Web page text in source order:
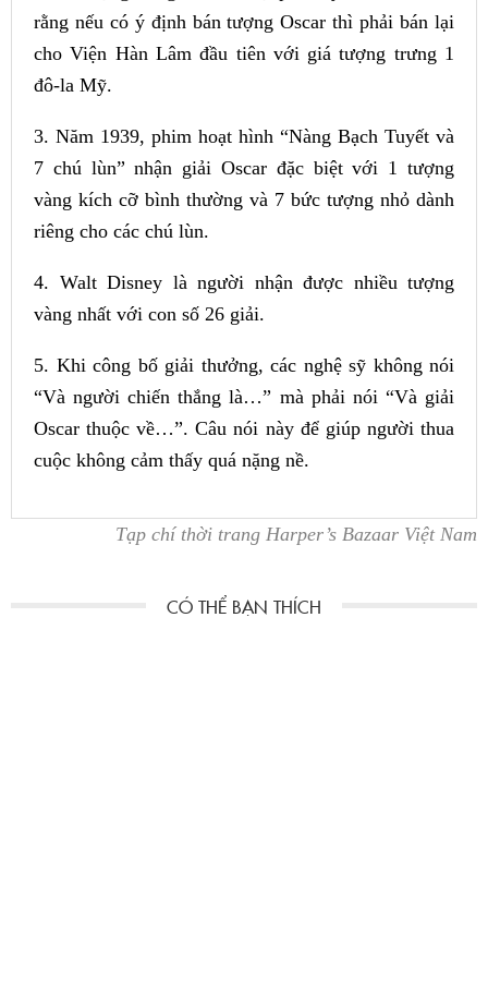
rằng nếu có ý định bán tượng Oscar thì phải bán lại
cho Viện Hàn Lâm đầu tiên với giá tượng trưng 1
đô-la Mỹ.
3. Năm 1939, phim hoạt hình “Nàng Bạch Tuyết và
7 chú lùn” nhận giải Oscar đặc biệt với 1 tượng
vàng kích cỡ bình thường và 7 bức tượng nhỏ dành
riêng cho các chú lùn.
4. Walt Disney là người nhận được nhiều tượng
vàng nhất với con số 26 giải.
5. Khi công bố giải thưởng, các nghệ sỹ không nói
“Và người chiến thắng là…” mà phải nói “Và giải
Oscar thuộc về…”. Câu nói này để giúp người thua
cuộc không cảm thấy quá nặng nề.
Tạp chí thời trang Harper’s Bazaar Việt Nam